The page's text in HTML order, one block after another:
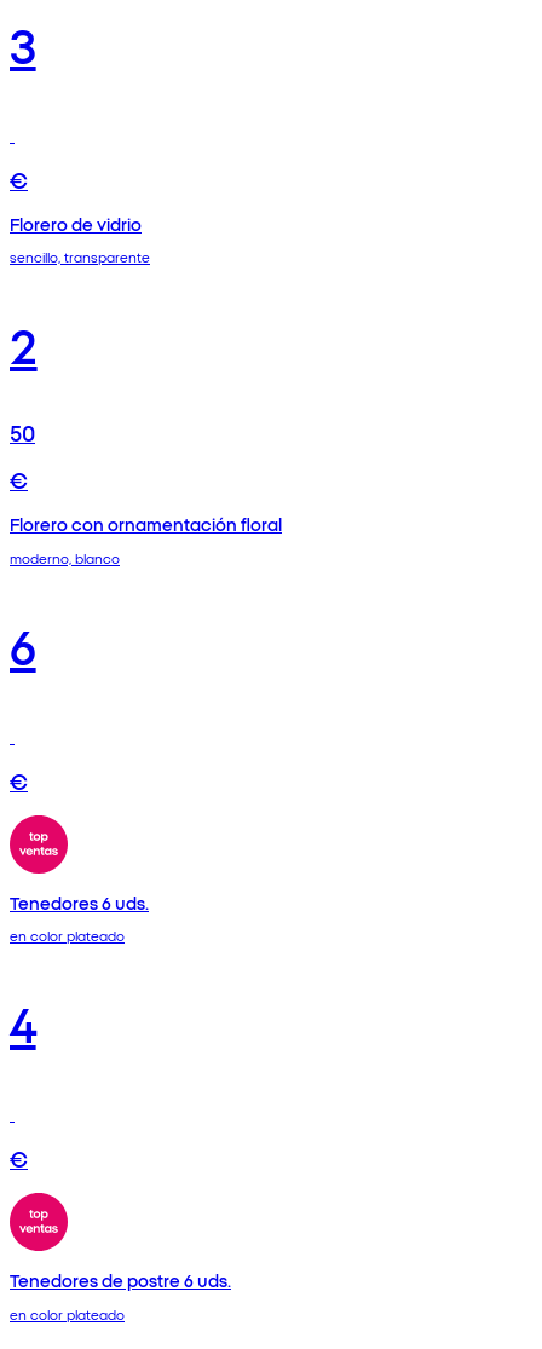
3
€
Florero de vidrio
sencillo, transparente
2
50
€
Florero con ornamentación floral
moderno, blanco
6
€
Tenedores 6 uds.
en color plateado
4
€
Tenedores de postre 6 uds.
en color plateado